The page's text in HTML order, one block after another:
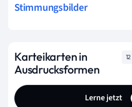
Stimmungsbilder
Karteikarten in
Ausdrucksformen
12
Lerne jetzt